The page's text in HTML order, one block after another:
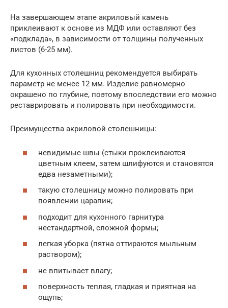
На завершающем этапе акриловый камень
приклеивают к основе из МДФ или оставляют без
«подклада», в зависимости от толщины полученных
листов (6-25 мм).
Для кухонных столешниц рекомендуется выбирать
параметр не менее 12 мм. Изделие равномерно
окрашено по глубине, поэтому впоследствии его можно
реставрировать и полировать при необходимости.
Преимущества акриловой столешницы:
невидимые швы (стыки проклеиваются
цветным клеем, затем шлифуются и становятся
едва незаметными);
такую столешницу можно полировать при
появлении царапин;
подходит для кухонного гарнитура
нестандартной, сложной формы;
легкая уборка (пятна оттираются мыльным
раствором);
не впитывает влагу;
поверхность теплая, гладкая и приятная на
ощупь;